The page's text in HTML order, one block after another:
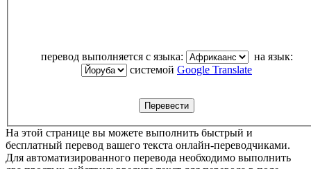
перевод выполняется с языка:
системой Google Translate
На этой странице вы можете выполнить быстрый и
бесплатный перевод вашего текста онлайн-переводчиками.
Для автоматизированного перевода необходимо выполнить